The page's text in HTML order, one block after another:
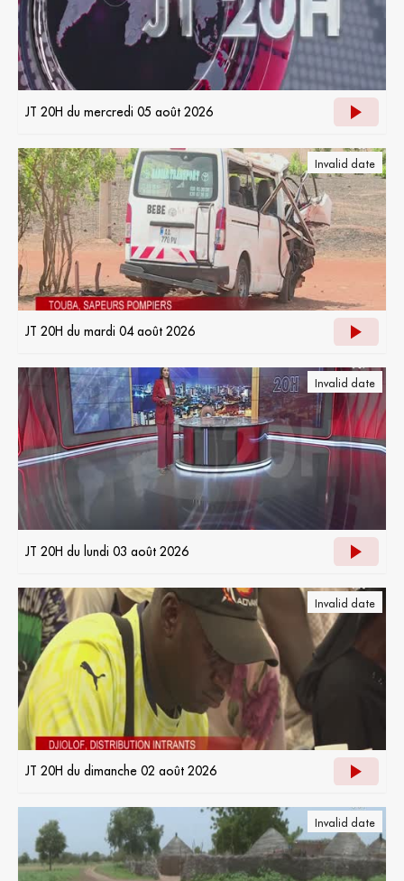
JT 20H du mercredi 05 août 2026
Invalid date
JT 20H du mardi 04 août 2026
Invalid date
JT 20H du lundi 03 août 2026
Invalid date
JT 20H du dimanche 02 août 2026
Invalid date